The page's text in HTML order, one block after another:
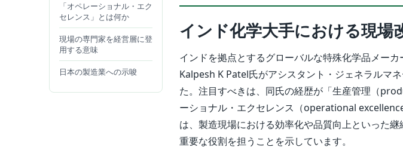
「オペレーショナル・エク
セレンス」とは何か
現場の専門家を経営層に登
用する意味
日本の製造業への示唆
インド化学大手における現場
インドを拠点とするグローバルな特殊化学品メー
Kalpesh K Patel氏がアシスタント・ジェネラルマ
た。注目すべきは、同氏の経歴が「生産管理（
ーショナル・エクセレンス（operational
は、製造現場における効率化や品質向上といった
重要な役割を担うことを示しています。